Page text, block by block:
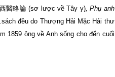
西醫略論 (sơ lược về Tây y), Phụ anh
đều do Thượng Hải Mặc Hải thư
1859 ông về Anh sống cho đến cuối